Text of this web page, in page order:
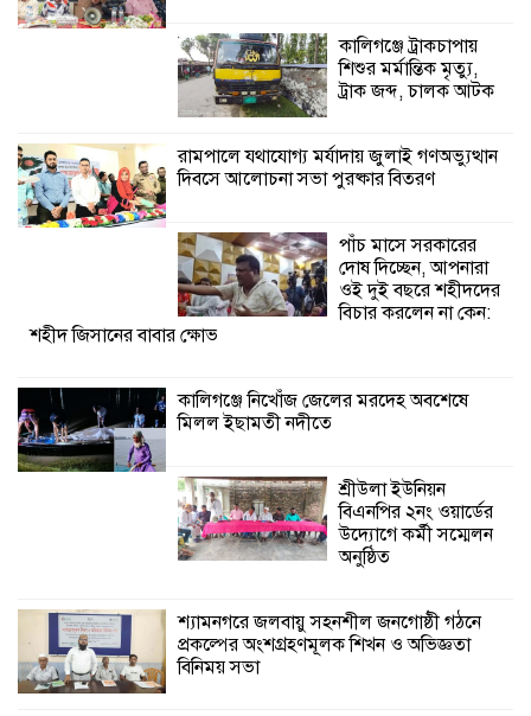
কালিগঞ্জে নিখোঁজ জেলের মরদেহ অবশেষে
মিলল ইছামতী নদীতে
শ্রীউলা ইউনিয়ন
অনুষ্ঠিত
শ্যামনগরে জলবায়ু সহনশীল জনগোষ্ঠী গঠনে
প্রকল্পের অংশগ্রহণমূলক শিখন ও অভিজ্ঞতা
শ্যামনগরে বনবিভাগ ও সিএমসির সাথে
কালিগঞ্জে ট্রাকচাপায়
শিশুর মর্মান্তিক মৃত্যু,
ট্রাক জব্দ, চালক আটক
রামপালে যথাযোগ্য মর্যাদায় জুলাই গণঅভ্যুত্থান
দিবসে আলোচনা সভা পুরষ্কার বিতরণ
পাঁচ মাসে সরকারের
দোষ দিচ্ছেন, আপনারা
ওই দুই বছরে শহীদদের
বিচার করলেন না কেন:
শহীদ জিসানের বাবার ক্ষোভ
কালিগঞ্জে নিখোঁজ জেলের মরদেহ অবশেষে
মিলল ইছামতী নদীতে
শ্রীউলা ইউনিয়ন
বিএনপির ২নং ওয়ার্ডের
উদ্যোগে কর্মী সম্মেলন
অনুষ্ঠিত
শ্যামনগরে জলবায়ু সহনশীল জনগোষ্ঠী গঠনে
প্রকল্পের অংশগ্রহণমূলক শিখন ও অভিজ্ঞতা
বিনিময় সভা